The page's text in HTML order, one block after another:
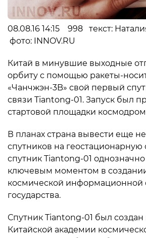
08.08.16 14:15 998 текст:
фото: INNOV.RU
Китай в минувшие выходные
орбиту с помощью ракеты-
«Чанчжэн-3B» свой первый
связи Tiantong-01. Запуск был
стартовой площадки
В планах страна вывести еще
спутников на геостационарную
спутник Tiantong-01 однозначно
ключевым моментом в
космической информационной
государства.
Спутник Tiantong-01 был создан
Китайской академии